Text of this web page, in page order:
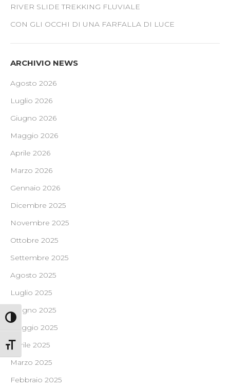
Attiva/disattiva alto contrasto
Attiva/disattiva dimensione testo
RIVER SLIDE TREKKING FLUVIALE
CON GLI OCCHI DI UNA FARFALLA DI LUCE
ARCHIVIO NEWS
Agosto 2026
Luglio 2026
Giugno 2026
Maggio 2026
Aprile 2026
Marzo 2026
Gennaio 2026
Dicembre 2025
Novembre 2025
Ottobre 2025
Settembre 2025
Agosto 2025
Luglio 2025
Giugno 2025
Maggio 2025
Aprile 2025
Marzo 2025
Febbraio 2025